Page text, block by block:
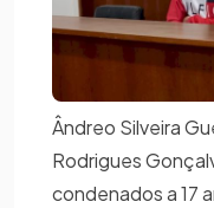
Ândreo Silveira
Rodrigues
condenados a 17